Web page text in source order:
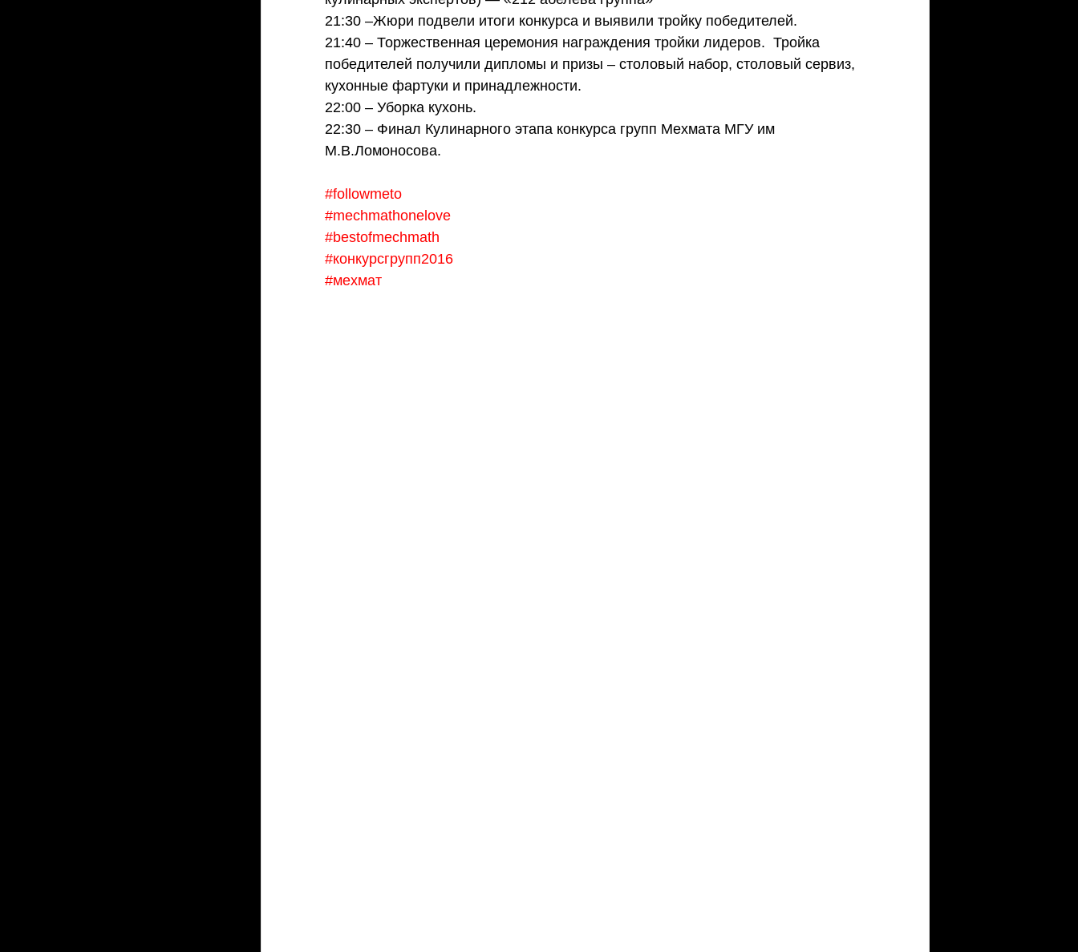
21:30 –Жюри подвели итоги конкурса и выявили тройку победителей.
21:40 – Торжественная церемония награждения тройки лидеров.  Тройка
победителей получили дипломы и призы – столовый набор, столовый сервиз,
кухонные фартуки и принадлежности.
22:00 – Уборка кухонь.
22:30 – Финал Кулинарного этапа конкурса групп Мехмата МГУ им
М.В.Ломоносова.
#followmeto
#mechmathonelove
#bestofmechmath
#конкурсгрупп2016
#мехмат